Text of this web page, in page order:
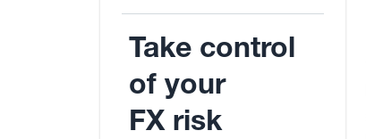
Take control
of your
FX risk